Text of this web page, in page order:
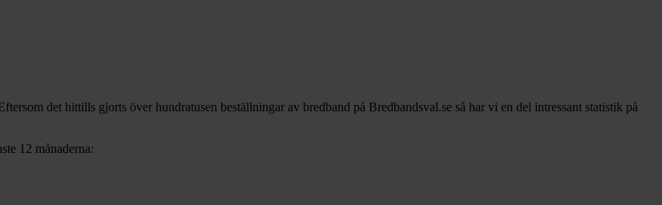
det hittills gjorts över hundratusen beställningar av bredband på Bredbandsval.se så har vi en del intressant statistik på
12 månaderna: